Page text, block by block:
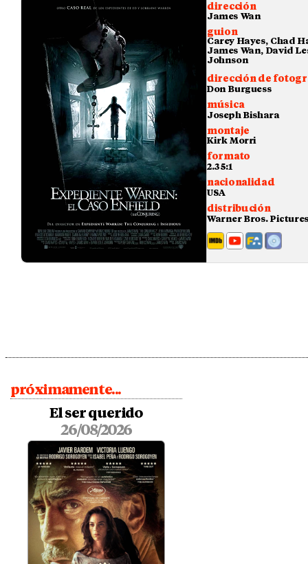
dirección
James Wan
guion
Carey Hayes, Chad
James Wan, David
Johnson
dirección de
Don Burguess
música
Joseph Bishara
montaje
Kirk Morri
formato
2.35:1
nacionalidad
USA
distribución
Warner Bros. Pictures
próximamente...
El ser querido
26/08/2026